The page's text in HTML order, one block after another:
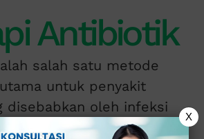
Antibiotik
salah satu metode
untuk penyakit
disebabkan oleh infeksi
gonore (kencing nanah)
X